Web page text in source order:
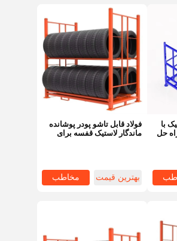
با
حل
فولاد قابل تاشو پودر پوشانده
ماندگار لاستیک قفسه برای
بهترین قیمت مخاطب